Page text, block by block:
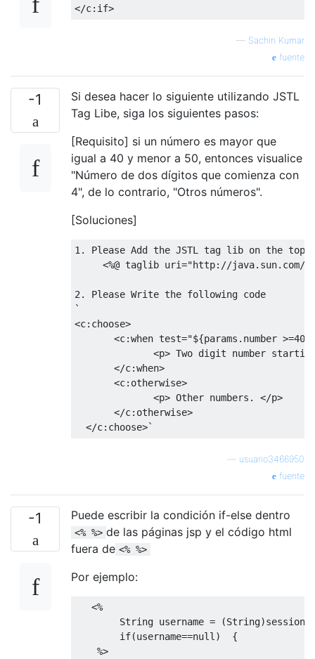
</c:if>
— Sachin Kumar
fuente
-1
Si desea hacer lo siguiente utilizando JSTL
Tag Libe, siga los siguientes pasos:
[Requisito] si un número es mayor que
igual a 40 y menor a 50, entonces visualice
"Número de dos dígitos que comienza con
4", de lo contrario, "Otros números".
[Soluciones]
1. Please Add the JSTL tag lib on the top
<%@ taglib uri="http://java.sun.com/
2. Please Write
`
<c:choose>
<c:when test="${params.number >=40
<p> Two digit number
       </c:when>
       <c:otherwise>
              <p> Other numbers. </p>
       </c:otherwise>
  </c:choose>`
usuario3466950
fuente
-1 Puede escribir la condición if-else dentro
<% %> de las páginas jsp y el código html
fuera de <% %>
Por ejemplo:
<%
String username = (String)session
if(username==null )
{
    %>